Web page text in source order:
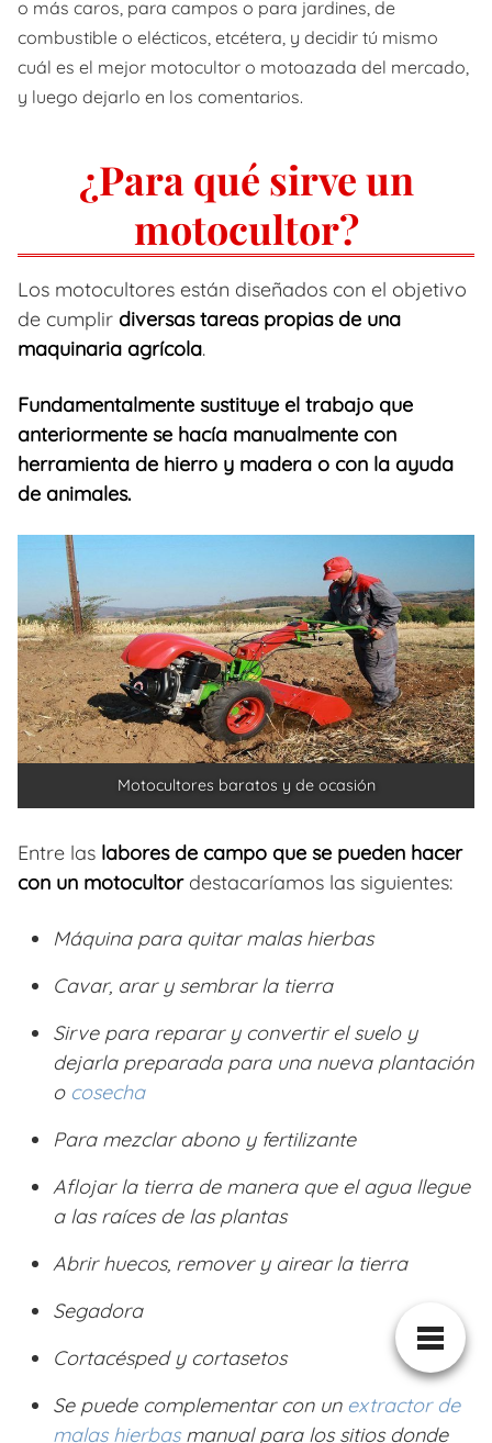
o más caros, para campos o para jardines, de
combustible o elécticos, etcétera, y decidir tú mismo
cuál es el mejor motocultor o motoazada del mercado,
y luego dejarlo en los comentarios.
¿Para qué sirve un
motocultor?
Los motocultores están diseñados con el objetivo
de cumplir diversas tareas propias de una
maquinaria agrícola.
Fundamentalmente sustituye el trabajo que
anteriormente se hacía manualmente con
herramienta de hierro y madera o con la ayuda
de animales.
Motocultores baratos y de ocasión
Entre las labores de campo que se pueden hacer
con un motocultordestacaríamos las siguientes:
Máquina para quitar malas hierbas
Cavar, arar y sembrar la tierra
Sirve para reparar y convertir el suelo y
dejarla preparada para una nueva plantación
o cosecha
Para mezclar abono y fertilizante
Aflojar la tierra de manera que el agua llegue
a las raíces de las plantas
Abrir huecos, remover y airear la tierra
Segadora
Cortacésped y cortasetos
Se puede complementar con un extractor de
malas hierbasmanual para los sitios donde